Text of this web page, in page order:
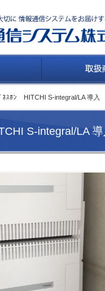
ﾈｽﾎﾝ HITCHI S-integral/LA 導入
S-integral/LA